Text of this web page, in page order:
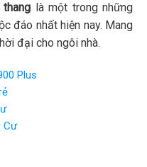
là một trong những
đáo nhất hiện nay. Mang
đại cho ngôi nhà.
Plus
Cư